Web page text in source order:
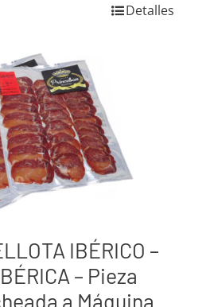
Detalles
IBÉRICO –
– Pieza
a Máquina